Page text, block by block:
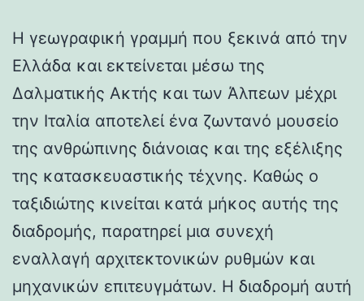
Η γεωγραφική γραμμή που ξεκινά από την
Ελλάδα και εκτείνεται μέσω της
Δαλματικής Ακτής και των Άλπεων μέχρι
την Ιταλία αποτελεί ένα ζωντανό μουσείο
της ανθρώπινης διάνοιας και της εξέλιξης
της κατασκευαστικής τέχνης. Καθώς ο
ταξιδιώτης κινείται κατά μήκος αυτής της
διαδρομής, παρατηρεί μια συνεχή
εναλλαγή αρχιτεκτονικών ρυθμών και
μηχανικών επιτευγμάτων. Η διαδρομή αυτή